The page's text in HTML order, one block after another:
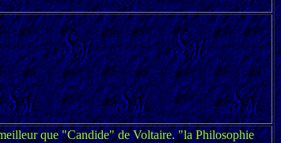
que "Candide" de Voltaire. "la Philosophie